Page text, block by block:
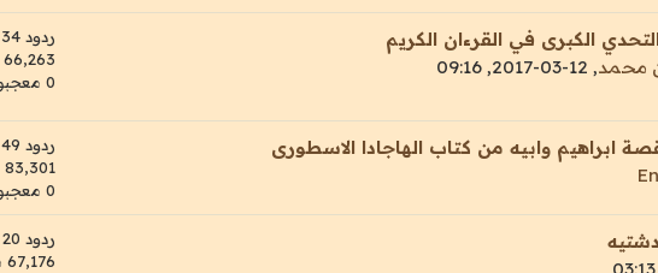
الكبرى في القرءان الكريم
محمد,
12-03-2017, 09:16
ردود 34
66,263 مشاهدات
0 معجبون
ابراهيم وابيه من كتاب الهاجادا الاسطورى
ردود 49
83,301 مشاهدات
0 معجبون
ردود 20
67,176 مشاهدات